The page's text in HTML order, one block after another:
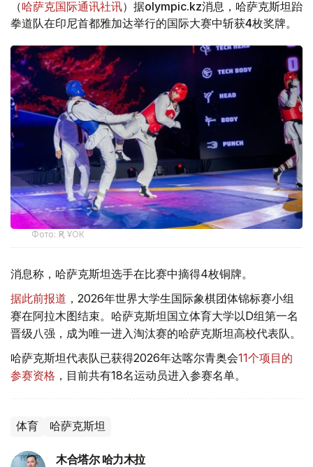
（哈萨克国际通讯社讯）据olympic.kz消息，哈萨克斯坦跆
拳道队在印尼首都雅加达举行的国际大赛中斩获4枚奖牌。
Фото: ҚР ҰОК
消息称，哈萨克斯坦选手在比赛中摘得4枚铜牌。
据此前报道 ，2026年世界大学生国际象棋团体锦标赛小组
赛在阿拉木图结束。哈萨克斯坦国立体育大学以D组第一名
晋级八强，成为唯一进入淘汰赛的哈萨克斯坦高校代表队。
哈萨克斯坦代表队已获得2026年达喀尔青奥会11个项目的
参赛资格 ，目前共有18名运动员进入参赛名单。
体育 哈萨克斯坦
木合塔尔 哈力木拉